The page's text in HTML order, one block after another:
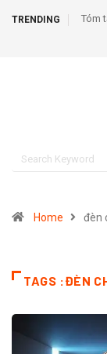
TRENDING
giá K&F Concept
Home đèn
TAGS :ĐÈN